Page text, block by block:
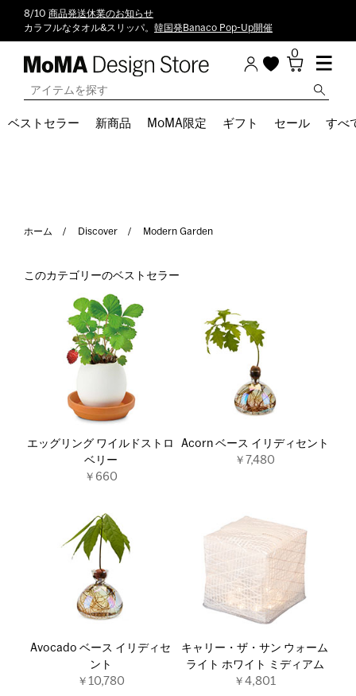
8/10 商品発送休業のお知らせ
カラフルなタオル&スリッパ。 韓国発Banaco Pop-Up開催
0
ベストセラー 新商品 MoMA限定 ギフト セール すべ
ホーム Discover Modern Garden
このカテゴリーのベストセラー
エッグリング ワイルドストロ
ベリー
￥660
Acorn ベース イリディセント
￥7,480
Avocado ベース イリディセ
ント
￥10,780
キャリー・ザ・サン ウォーム
ライト ホワイト ミディアム
￥4,801